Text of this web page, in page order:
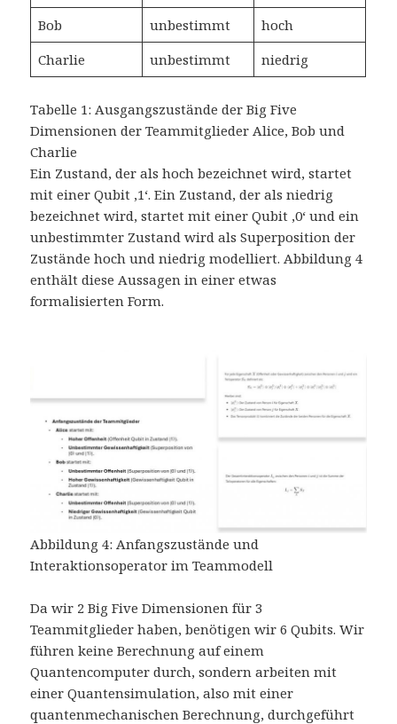
Bob
unbestimmt
hoch
Charlie
unbestimmt niedrig
Tabelle 1: Ausgangszustände der Big Five
Dimensionen der Teammitglieder Alice, Bob und
Charlie
Ein Zustand, der als hoch bezeichnet wird, startet
mit einer Qubit ‚1‘. Ein Zustand, der als niedrig
bezeichnet wird, startet mit einer Qubit ‚0‘ und ein
unbestimmter Zustand wird als Superposition der
Zustände hoch und niedrig modelliert. Abbildung 4
enthält diese Aussagen in einer etwas
formalisierten Form.
Abbildung 4: Anfangszustände und
Interaktionsoperator im Teammodell
Da wir 2 Big Five Dimensionen für 3
Teammitglieder haben, benötigen wir 6 Qubits. Wir
führen keine Berechnung auf einem
Quantencomputer durch, sondern arbeiten mit
einer Quantensimulation, also mit einer
quantenmechanischen Berechnung, durchgeführt